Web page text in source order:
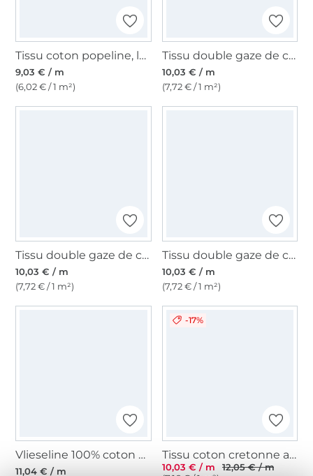
Tissu coton popeline, lavande
9,03 € / m
(6,02 € / 1 m²)
Tissu double gaze de coton, bleu pétrole
10,03 € / m
(7,72 € / 1 m²)
Tissu double gaze de coton, bleu encre
10,03 € / m
(7,72 € / 1 m²)
Tissu double gaze de coton, noir
10,03 € / m
(7,72 € / 1 m²)
Vlieseline 100% coton G710 blanc
11,04 € / m
-17%
Tissu coton cretonne arabesque, noir
10,03 € / m
12,05 € / m